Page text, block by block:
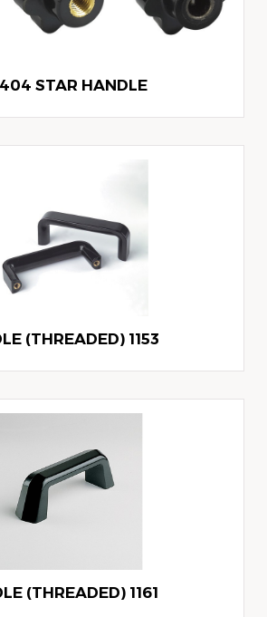
STAR HANDLE
1153 HANDLE (THREADED)
1161 HANDLE (THREADED)